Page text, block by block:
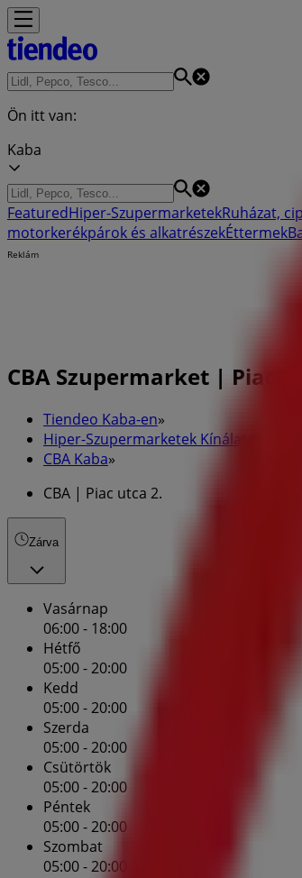
Ön itt van:
Kaba
FeaturedHiper-SzupermarketekRuházat,
motorkerékpárok és alkatrészekÉttermek
Reklám
CBA Szupermarket | Piac
Tiendeo Kaba-en»
Hiper-Szupermarketek Kínálat Kabaen
CBA Kaba»
CBA | Piac utca 2.
Zárva
Vasárnap
06:00 - 18:00
Hétfő
05:00 - 20:00
Kedd
05:00 - 20:00
Szerda
05:00 - 20:00
Csütörtök
05:00 - 20:00
Péntek
05:00 - 20:00
Szombat
05:00 - 20:00